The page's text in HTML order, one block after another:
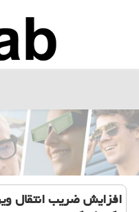
افزایش ضریب انتقال